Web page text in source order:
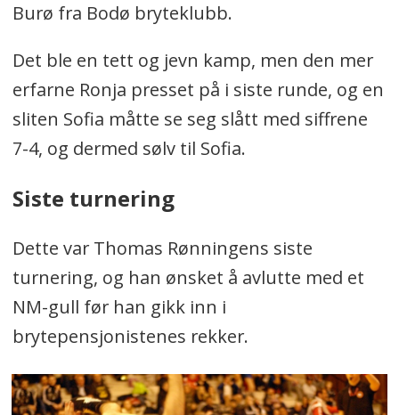
Burø fra Bodø bryteklubb.
Det ble en tett og jevn kamp, men den mer
erfarne Ronja presset på i siste runde, og en
sliten Sofia måtte se seg slått med siffrene
7-4, og dermed sølv til Sofia.
Siste turnering
Dette var Thomas Rønningens siste
turnering, og han ønsket å avlutte med et
NM-gull før han gikk inn i
brytepensjonistenes rekker.